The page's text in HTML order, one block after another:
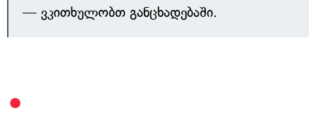
— ვკითხულობთ განცხადებაში.